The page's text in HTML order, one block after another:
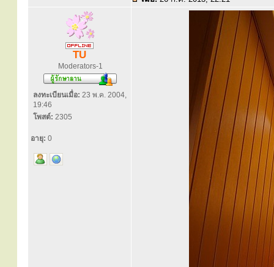
TU
Moderators-1
ลงทะเบียนเมื่อ: 23 พ.ค. 2004,
19:46
โพสต์: 2305
อายุ: 0